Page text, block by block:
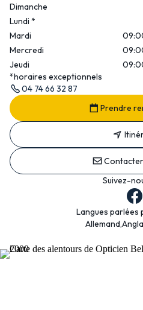
Dimanche
Lundi *
Mardi
Mercredi
Jeudi
*horaires exceptionnels
04 74 66 32 87
Prendre
Suivez-
Langues parlées